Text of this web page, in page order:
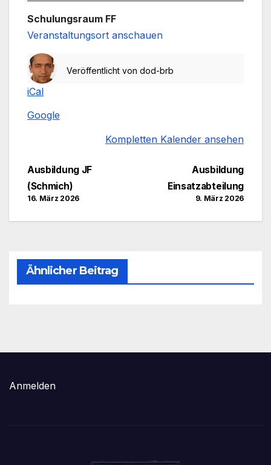
Schulungsraum FF
Veranstaltungsort anschauen
Veröffentlicht von dod-brb
iCal
Google
Kompletten Kalender ansehen
BeitragsnavigationAusbildung
Einsatzabteilung
9. März 2026
Ausbildung JF
(Schmich)
16. März 2026
Ähnlicher Beitrag
Anmelden